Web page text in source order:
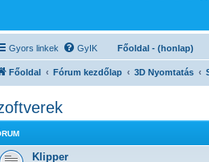
Gyors linkek GyIK Főoldal - (honlap)
Főoldal Fórum kezdőlap 3D Nyomtatás
Klipper